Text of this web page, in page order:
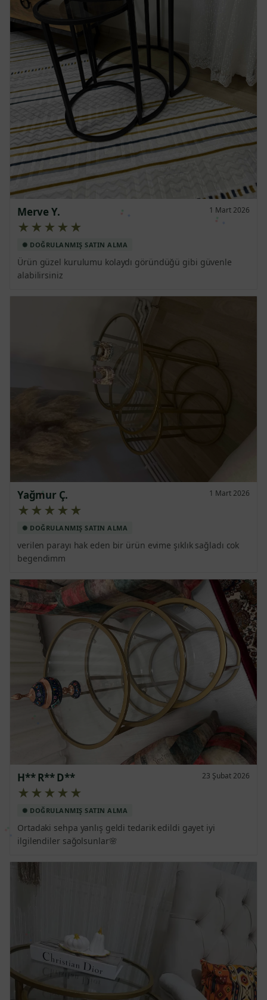
Merve Y.
★★★★★
1 Mart 2026
Ürün güzel kurulumu kolaydı göründüğü gibi güvenle
alabilirsiniz
Yağmur Ç.
★★★★★
1 Mart 2026
verilen parayı hak eden bir ürün evime şıklık sağladı cok
begendimm
H** R** D**
★★★★★
23 Şubat 2026
Ortadaki sehpa yanlış geldi tedarik edildi gayet iyi
ilgilendiler sağolsunlar🌸